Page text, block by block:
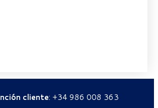
cliente: +34 986 008 363